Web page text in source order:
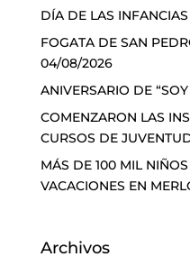
DÍA DE LAS
FOGATA DE SAN
04/08/2026
ANIVERSARIO DE
COMENZARON LAS
CURSOS DE
MÁS DE 100 MIL
VACACIONES EN
Archivos